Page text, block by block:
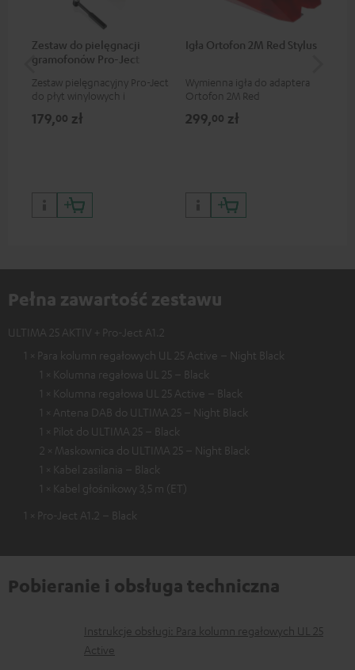
Zestaw do pielęgnacji
gramofonów Pro-Ject
Zestaw pielęgnacyjny Pro-Ject
do płyt winylowych i
w sklepie internetowym Teufel
179,00 zł
Igła Ortofon 2M Red Stylus
Wymienna igła do adaptera
Ortofon 2M Red
299,00 zł
Pełna zawartość zestawu
ULTIMA 25 AKTIV + Pro-Ject A1.2
1 × Para kolumn regałowych UL 25 Active – Night Black
1 × Kolumna regałowa UL 25 – Black
1 × Kolumna regałowa UL 25 Active – Black
1 × Antena DAB do ULTIMA 25 – Night Black
1 × Pilot do ULTIMA 25 – Black
2 × Maskownica do ULTIMA 25 – Night Black
1 × Kabel zasilania – Black
1 × Kabel głośnikowy 3,5 m (ET)
1 × Pro-Ject A1.2 – Black
Pobieranie i obsługa techniczna
D
o
Instrukcje obsługi: Para kolumn regałowych UL 25
Active